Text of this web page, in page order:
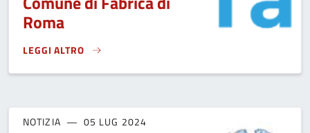
Roma
LEGGI ALTRO
AVVISO INERENTE IL SERVIZIO IDRICO DEL COMUNE DI
NOTIZIA 05 LUG 2024